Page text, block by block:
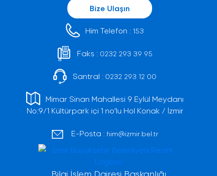
Bize Ulaşın
Him Telefon : 153
Faks : 0232 293 39 95
Santral : 0232 293 12 00
Mimar Sinan Mahallesi 9 Eylül Meydanı
No:9/1 Kültürpark içi 1 no'lu Hol Konak / İzmir
E-Posta : him@izmir.bel.tr
Bilgi İşlem Dairesi Başkanlığı